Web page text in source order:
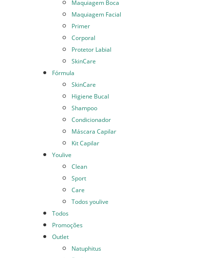
Maquiagem Boca
Maquiagem Facial
Primer
Corporal
Protetor Labial
SkinCare
Fórmula
SkinCare
Higiene Bucal
Shampoo
Condicionador
Máscara Capilar
Kit Capilar
Youlive
Clean
Sport
Care
Todos youlive
Todos
Promoções
Outlet
Natuphitus